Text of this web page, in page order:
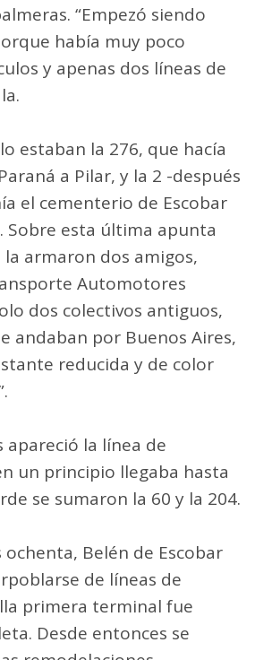
“Empezó siendo
había muy poco
y apenas dos líneas de
estaban la 276, que hacía
a Pilar, y la 2 -después
el cementerio de Escobar
Sobre esta última apunta
la armaron dos amigos,
Automotores
dos colectivos antiguos,
andaban por Buenos Aires,
reducida y de color
apareció la línea de
un principio llegaba hasta
se sumaron la 60 y la 204.
Belén de Escobar
de líneas de
primera terminal fue
Desde entonces se